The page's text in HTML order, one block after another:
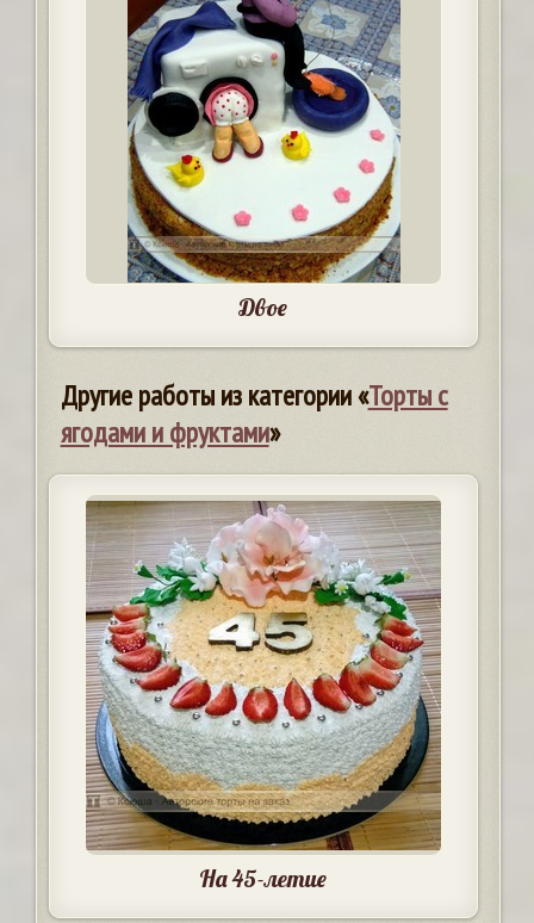
Двое
Другие работы из категории «Торты с
ягодами и фруктами»
На 45-летие